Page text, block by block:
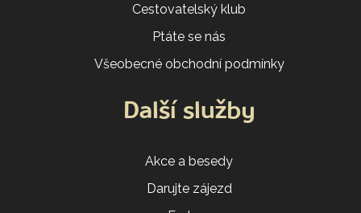
Cestovatelský klub
Ptáte se nás
Všeobecné obchodní podmínky
Další služby
Akce a besedy
Darujte zájezd